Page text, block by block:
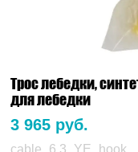
Трос лебедки,
для лебедки
3 965 руб.
cable_6.3_YE_hook